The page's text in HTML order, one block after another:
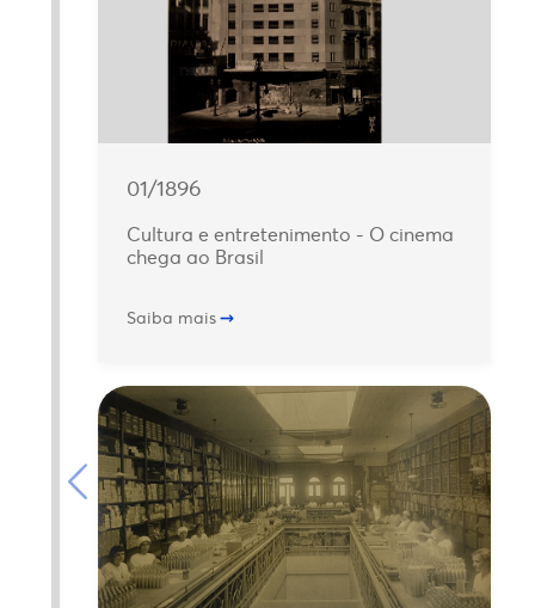
01/1896
Cultura e entretenimento - O cinema
chega ao Brasil
Saiba mais